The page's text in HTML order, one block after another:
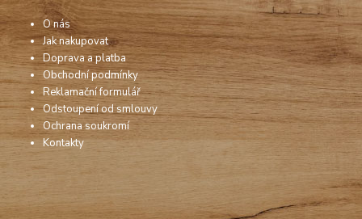
O nás
Jak nakupovat
Doprava a platba
Obchodní podmínky
Reklamační formulář
Odstoupení od smlouvy
Ochrana soukromí
Kontakty